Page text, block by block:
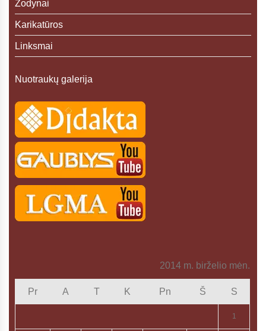
Žodynai
Karikatūros
Linksmai
Nuotraukų galerija
2014 m. birželio mėn.
Pr A T K Pn Š S
1